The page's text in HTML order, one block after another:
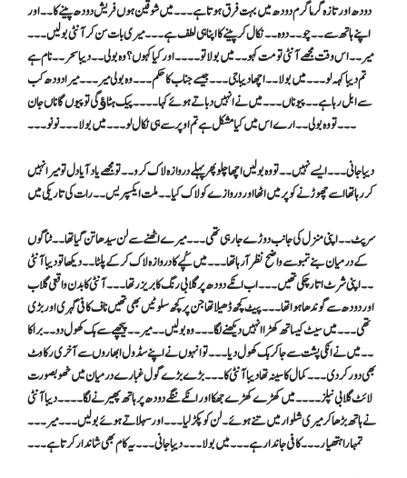
دودھ اور تازہ گرما گرم دودھ میں بہت فرق ہوتا ہے ۔۔۔ میں شوقین ہوں فریش دودھ پینے کا ۔۔ اور
اپنے ہاتھ سے ۔۔ چو۔۔دوہ۔۔نکال کر پینے کا اپنا ہی لطف ہے ۔۔۔ میری بات سن کر آنٹی بولیں ۔۔۔
میر۔۔اس وقت مجھے آنٹی تو مت کہو۔۔ میں بولا تو ۔۔۔۔ اور کیا کہوں ؟ وہ بولی ۔۔دیبا سحر ۔۔نام ہے
تم دیبا کہہ لو ۔۔۔میں بولا ۔۔اچھا دیبا جی ۔۔۔ جیسے جناب کا حکم ۔۔۔ وہ بولی میر ۔۔۔میرادودھ کب
سے ابل رہا ہے ۔۔ پیو ناں ۔۔۔میں نے انہیں دباتے ہوئے کہا ۔۔۔۔ پیک ہٹاﺅ گی تو پیوں گا ناں جان
۔۔۔تو وہ بولی ۔۔ارے اس میں کیا مشکل ہے تم اوپر سے ہی نکال لو ۔۔۔ میں بولا ۔۔۔ نو نو۔۔۔
دیبا جانی ۔۔۔ ایسے نہیں ۔۔تو وہ بولیں اچھا چلو پھر پہلے دروازہ لاک کرو ۔۔ تو مجھے یاد آیا دل تو میرا نہیں
کر رہا تھا اسے چھوڑنے کو پر میں اٹھا اور دروازے کو لاک کیا ۔۔ ملت ایکسپریس ۔۔رات کی تاریکی میں
سرپٹ ۔۔اپنی منز ل کی جانب دوڑے جارہی تھی ۔۔۔ میرے اٹھنے سے لن سیدھا تن گیا تھا ۔۔ ٹناگوں
کے درمیان بنے تمبو سے واضح نظر آرہا تھا ۔۔۔ میں کُپے کا دروازہ لاک کر کے پلٹا ۔۔دیکھا تو دیبا آنٹی
۔۔اپنی شرٹ اتار چکی تھیں ۔۔۔ اب انکے دودھ پر گلابی رنگ کا بریزر تھا ۔۔۔ آنٹی کا بدن واقعی گلاب
اور دودھ سے گوندھا ہوا تھا ۔۔۔پیٹ کچھ ڈھیلا تھا جن پر کچھ سلوٹیں بھی تھیں ناف کافی گہری اور بڑی
تھی ۔۔۔میں سیٹ کیساتھ کھڑا انہیں دیکھنے لگا ۔۔۔ وہ بولیں ۔۔میر ۔۔ پیچھے سے ہک کھول دو ۔۔ برا کا
۔۔ میں نے انکی پشت سے جاکر ہک کھول دیا ۔۔۔ تو انہوں نے اپنے سڈول ابھاروں سے آخری رکاوٹ
بھی دور کر دی ۔۔۔ کمال کا سینہ تھا دیبا آنٹی کا ۔۔۔ بڑے بڑے گول غبارے درمیان میں خھوبصورت
لائٹ گلابی نپلز۔۔۔۔ میں کھڑے کھڑے جھکا اور انکے ننگے دودھ پر ہاتھ پھیرنے لگا ۔۔۔۔ دیبا آنٹی
نے ہاتھ بڑھا کر میری شلوار میں تنے ہوئے ۔لن کو پکڑ لیا ۔۔۔ اور سہلاتے ہوئے بولیں ۔۔۔ میر ۔۔۔
تمہارا ہتھیار ۔۔۔ کافی جاندار ہے ۔۔۔ میں بولا ۔۔۔ دیبا جانی ۔۔۔ یہ کام بھی شاندار کرتا ہے ۔۔۔